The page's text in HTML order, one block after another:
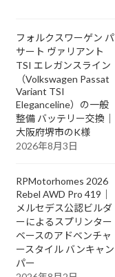
フォルクスワーゲン パ
サート ヴァリアント
TSI エレガンスライン
（Volkswagen Passat
Variant TSI
Eleganceline）の一般
整備 バッテリー交換｜
大阪府堺市のK様
2026年8月3日
RPMotorhomes 2026
Rebel AWD Pro 419｜
メルセデス公認ビルダ
ーによるスプリンター
ベースのアドベンチャ
ースタイル バンキャン
パー